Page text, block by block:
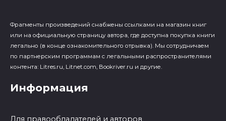
Фрагменты произведений cнабжены ссылками на магазин книг
или на официальную страницу автора, где доступна покупка книги
легально (в конце ознакомительного отрывка). Мы сотрудничаем
по партнерским программам с легальными распространителями
контента: Litres.ru, Litnet.com, Bookriver.ru и другие.
Информация
Для правообладателей и авторов